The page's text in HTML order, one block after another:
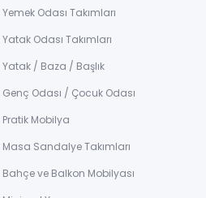
Yemek Odası Takımları
Yatak Odası Takımları
Yatak / Baza / Başlık
Genç Odası / Çocuk Odası
Pratik Mobilya
Masa Sandalye Takımları
Bahçe ve Balkon Mobilyası